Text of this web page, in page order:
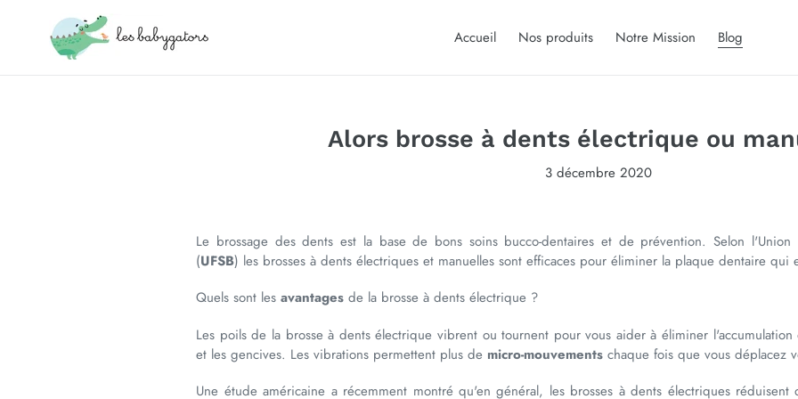
Accueil Nos produits Notre Mission Blog
Alors brosse à dents électrique ou
3 décembre 2020
Le brossage des dents est la base de bons soins bucco-dentaires et de prévention. Selon l'Union
(UFSB) les brosses à dents électriques et manuelles sont efficaces pour éliminer la plaque dentaire qui
Quels sont lesavantages de la brosse à dents électrique ?
Les poils de la brosse à dents électrique vibrent ou tournent pour vous aider à éliminer
et les gencives. Les vibrations permettent plus de micro-mouvements chaque fois que vous déplacez
Une étude américaine a récemment montré qu'en général, les brosses à dents électriques